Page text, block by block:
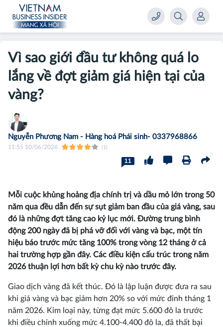
Vì sao giới đầu tư không quá lo
lắng về đợt giảm giá hiện tại của
vàng?
Nguyễn Phương Nam - Hàng hoá Phái sinh- 0337968866
11:55 10/06/2026 (1)
11
Mỗi cuộc khủng hoảng địa chính trị và dầu mỏ lớn trong 50
năm qua đều dẫn đến sự sụt giảm ban đầu của giá vàng, sau
đó là những đợt tăng cao kỷ lục mới. Đường trung bình
động 200 ngày đã bị phá vỡ đối với vàng và bạc, một tín
hiệu báo trước mức tăng 100% trong vòng 12 tháng ở cả
hai trường hợp gần đây. Các điều kiện cấu trúc trong năm
2026 thuận lợi hơn bất kỳ chu kỳ nào trước đây.
Giao dịch vàng đã kết thúc. Đó là lập luận được đưa ra sau
khi giá vàng và bạc giảm hơn 20% so với mức đỉnh tháng 1
năm 2026. Kim loại này, từng đạt mức 5.600 đô la trước
khi điều chỉnh xuống mức 4.100-4.400 đô la, đã thất bại